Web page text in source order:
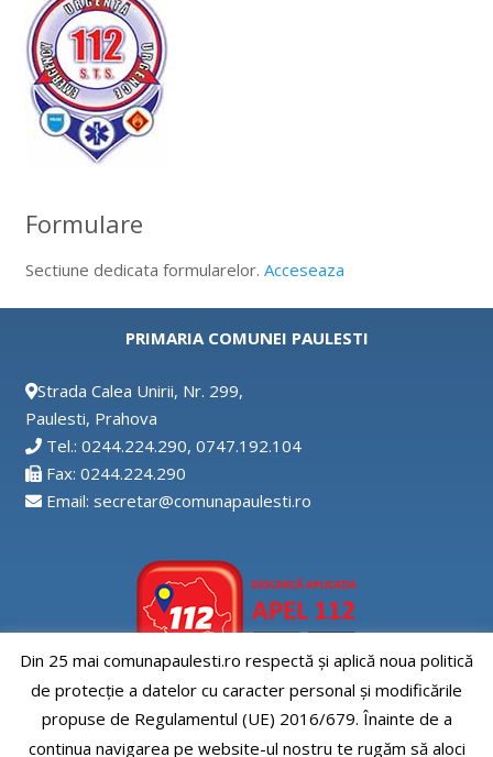
Formulare
Sectiune dedicata formularelor. Acceseaza
PRIMARIA COMUNEI PAULESTI
Strada Calea Unirii, Nr. 299,
Paulesti, Prahova
Tel.: 0244.224.290, 0747.192.104
Fax: 0244.224.290
Email: secretar@comunapaulesti.ro
Aplicatia APEL112
Din 25 mai comunapaulesti.ro respectă și aplică noua politică
de protecție a datelor cu caracter personal și modificările
propuse de Regulamentul (UE) 2016/679. Înainte de a
continua navigarea pe website-ul nostru te rugăm să aloci